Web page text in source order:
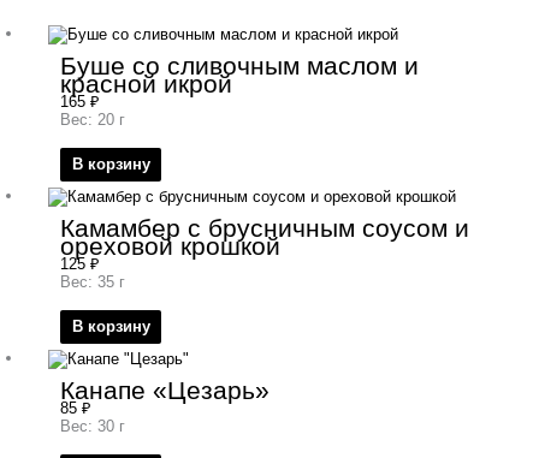
Буше со сливочным маслом и
красной икрой
165 ₽
Вес: 20 г
В корзину
Камамбер с брусничным соусом и
ореховой крошкой
125 ₽
Вес: 35 г
В корзину
Канапе «Цезарь»
85 ₽
Вес: 30 г